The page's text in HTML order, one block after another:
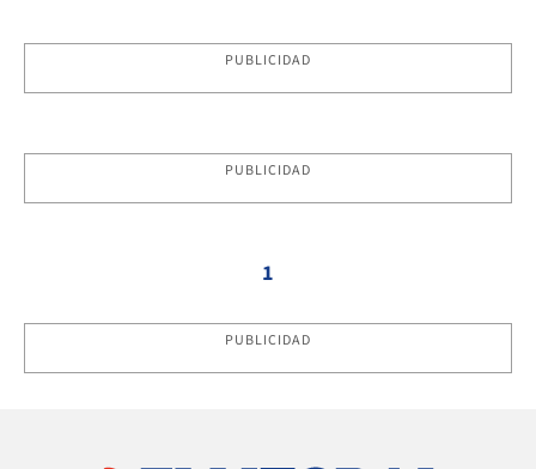
PUBLICIDAD
PUBLICIDAD
1
PUBLICIDAD